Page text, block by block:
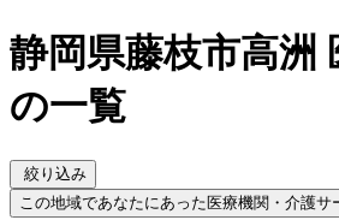
静岡県藤枝市高洲
の一覧
絞り込み
この地域であなたにあった医療機関・介護サ